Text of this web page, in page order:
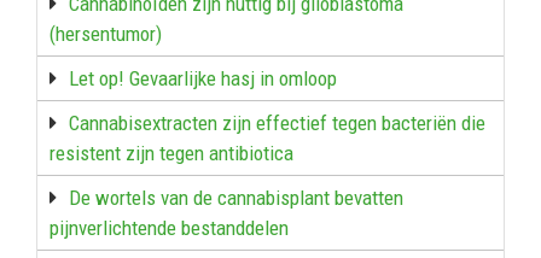
(hersentumor)
Let op! Gevaarlijke hasj in omloop
Cannabisextracten zijn effectief tegen bacteriën die
resistent zijn tegen antibiotica
De wortels van de cannabisplant bevatten
pijnverlichtende bestanddelen